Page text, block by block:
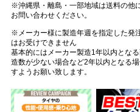
※沖縄県・離島・一部地域は送料の他
お問い合わせください。
※メーカー様に製造年週を指定した発
はお受けできません
基本的にはメーカー製造1年以内とな
造数が少ない場合など2年以内となる
すようお願い致します。